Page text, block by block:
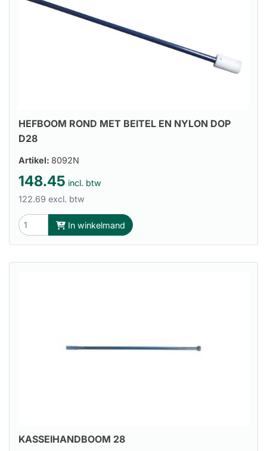
HEFBOOM ROND MET BEITEL EN NYLON DOP
D28
Artikel: 8092N
148.45 incl. btw
122.69 excl. btw
In winkelmand
KASSEIHANDBOOM 28